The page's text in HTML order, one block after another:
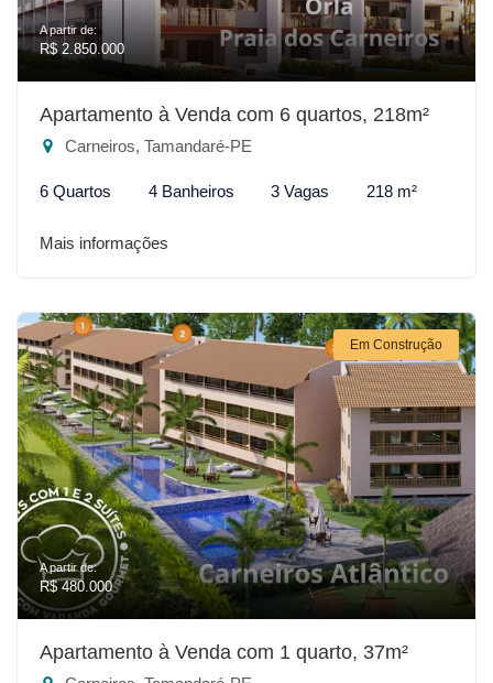
A partir de:
R$ 2.850.000
Apartamento à Venda com 6 quartos, 218m²
Carneiros, Tamandaré-PE
6 Quartos 4 Banheiros 3 Vagas 218 m²
Mais informações
Em Construção
A partir de:
R$ 480.000
Apartamento à Venda com 1 quarto, 37m²